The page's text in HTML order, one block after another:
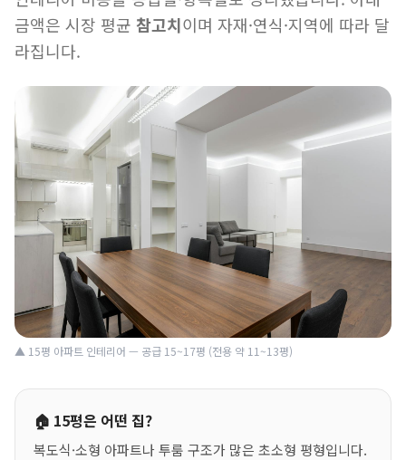
금액은 시장 평균 참고치이며 자재·연식·지역에 따라 달
라집니다.
▲ 15평 아파트 인테리어 — 공급 15~17평 (전용 약 11~13평)
🏠 15평은 어떤 집?
복도식·소형 아파트나 투룸 구조가 많은 초소형 평형입니다.